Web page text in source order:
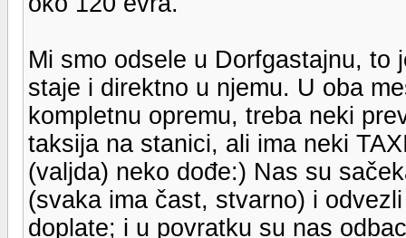
Mi smo odsele u Dorfgastajnu, to
staje i direktno u njemu. U oba
kompletnu opremu, treba neki
taksija na stanici, ali ima neki
(valjda) neko dođe:) Nas su
(svaka ima čast, stvarno) i
doplate; i u povratku su nas